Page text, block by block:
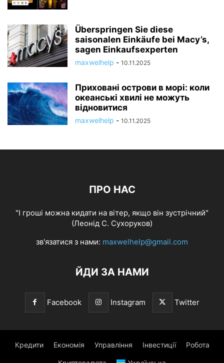
Überspringen Sie diese
saisonalen Einkäufe bei Macy’s,
sagen Einkaufsexperten
maxwelhelp - 10.11.2025
Приховані острови в морі: коли
океанські хвилі не можуть
відновитися
maxwelhelp - 10.11.2025
ПРО НАС
"І гроші можна кидати на вітер, якщо він зустрічний"
(Леонід С. Сухоруков)
зв'язатися з нами: maxwelhelp@gmail.com
ЙДИ ЗА НАМИ
Facebook Instagram Twitter
Кредити Економія Управління Інвестиції Робота